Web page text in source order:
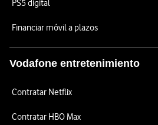
PS5 digital
Financiar móvil a plazos
Vodafone entretenimiento
Contratar Netflix
Contratar HBO Max